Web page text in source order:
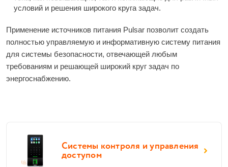
условий и решения широкого круга задач.
Применение источников питания Pulsar позволит создать
полностью управляемую и информативную систему питания
для системы безопасности, отвечающей любым
требованиям и решающей широкий круг задач по
энергоснабжению.
Системы контроля и управления
доступом